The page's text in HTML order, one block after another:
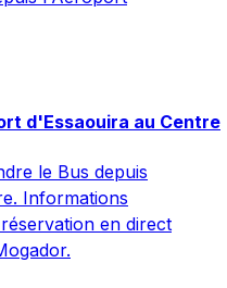
d'Essaouira au Centre
le Bus depuis
Informations
en direct